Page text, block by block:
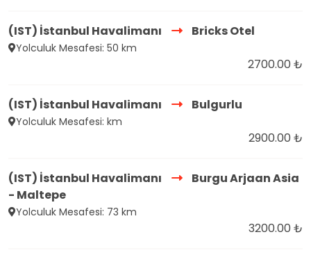
(IST) İstanbul Havalimanı Bricks Otel
Yolculuk Mesafesi: 50 km
2700.00 ₺
(IST) İstanbul Havalimanı Bulgurlu
Yolculuk Mesafesi: km
2900.00 ₺
(IST) İstanbul Havalimanı
Burgu Arjaan Asia
- Maltepe
Yolculuk Mesafesi: 73 km
3200.00 ₺